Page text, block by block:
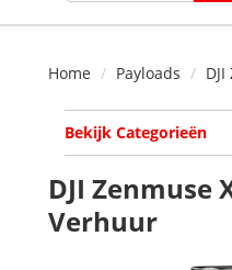
Home Payloads
Bekijk Categorieën
DJI Zenmuse
Verhuur